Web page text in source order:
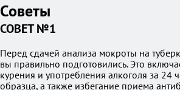
Советы
СОВЕТ №1
Перед сдачей анализа мокроты на
вы правильно подготовились. Это
курения и употребления алкоголя за 24
образца, а также избегание приема